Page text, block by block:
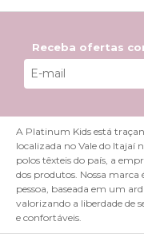
Receba ofertas
A Platinum Kids está
localizada no Vale do Itajaí
polos têxteis do país, a
dos produtos. Nossa marca
pessoa, baseada em um
valorizando a liberdade de
e confortáveis.